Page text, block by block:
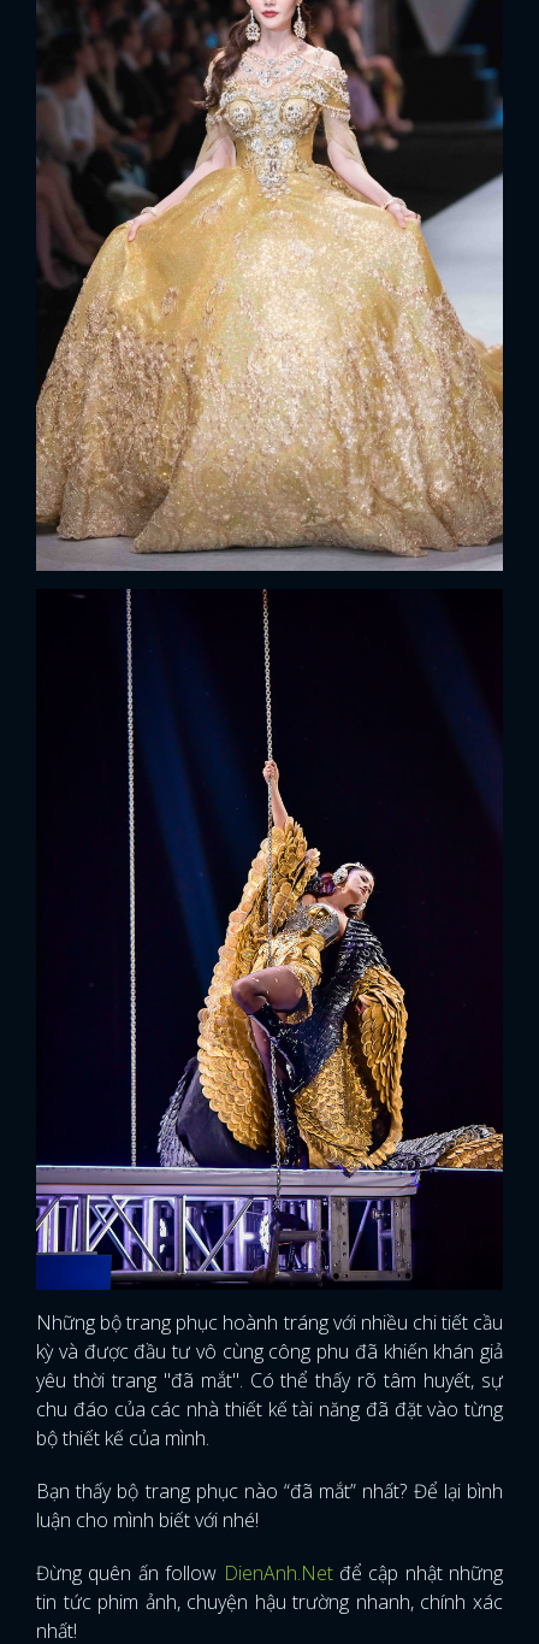
Những bộ trang phục hoành tráng với nhiều chi tiết cầu
kỳ và được đầu tư vô cùng công phu đã khiến khán giả
yêu thời trang "đã mắt". Có thể thấy rõ tâm huyết, sự
chu đáo của các nhà thiết kế tài năng đã đặt vào từng
bộ thiết kế của mình.
Bạn thấy bộ trang phục nào “đã mắt” nhất? Để lại bình
luận cho mình biết với nhé!
Đừng quên ấn follow DienAnh.Netđể cập nhật những
tin tức phim ảnh, chuyện hậu trường nhanh, chính xác
nhất!